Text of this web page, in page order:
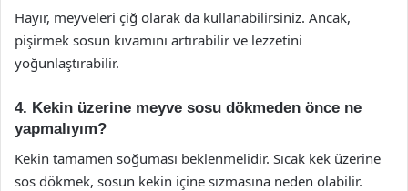
Hayır, meyveleri çiğ olarak da kullanabilirsiniz. Ancak,
pişirmek sosun kıvamını artırabilir ve lezzetini
yoğunlaştırabilir.
4. Kekin üzerine meyve sosu dökmeden önce ne
yapmalıyım?
Kekin tamamen soğuması beklenmelidir. Sıcak kek üzerine
sos dökmek, sosun kekin içine sızmasına neden olabilir.